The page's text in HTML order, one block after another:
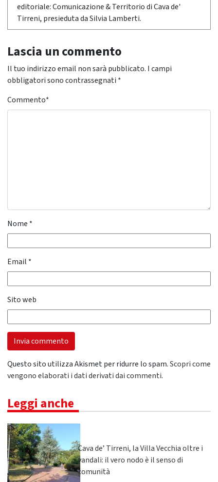
editoriale: Comunicazione & Territorio di Cava de'
Tirreni, presieduta da Silvia Lamberti.
Lascia un commento
Il tuo indirizzo email non sarà pubblicato. I campi
obbligatori sono contrassegnati *
Commento*
Nome *
Email *
Sito web
Questo sito utilizza Akismet per ridurre lo spam.Scopri come
vengono elaborati i dati derivati dai commenti.
Leggi anche
Cava de’ Tirreni, la Villa Vecchia oltre i
vandali: il vero nodo è il senso di
comunità